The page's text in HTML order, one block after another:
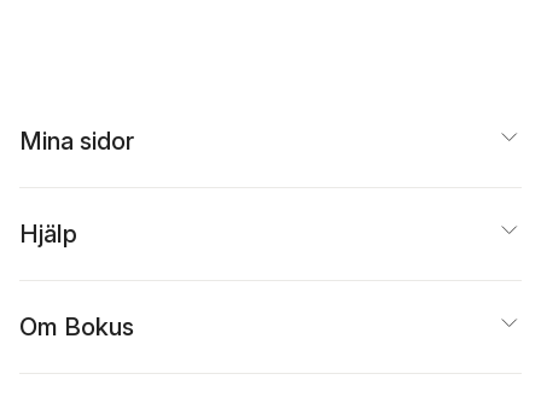
Mina sidor
Hjälp
Om Bokus